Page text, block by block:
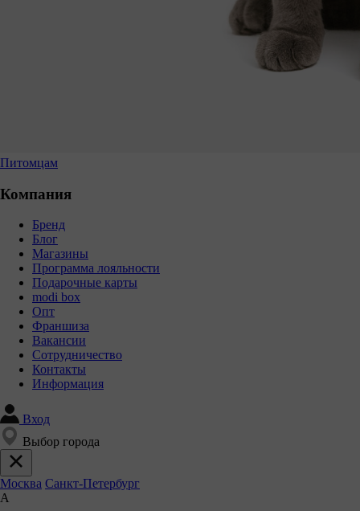
Питомцам
Компания
Бренд
Блог
Магазины
Программа лояльности
Подарочные карты
modi box
Опт
Франшиза
Вакансии
Сотрудничество
Контакты
Информация
Вход
Выбор города
Москва Санкт-Петербург
А